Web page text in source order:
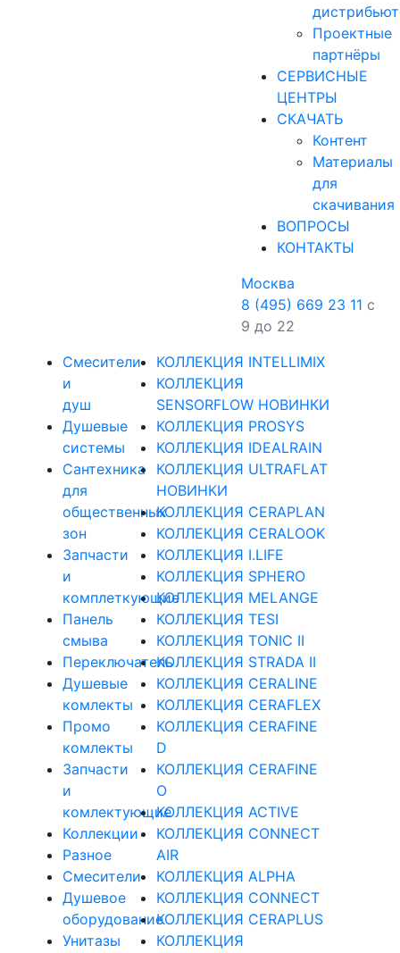
Проектные
партнёры
СЕРВИСНЫЕ
ЦЕНТРЫ
СКАЧАТЬ
Контент
Материалы
для
скачивания
ВОПРОСЫ
КОНТАКТЫ
Москва
8 (495) 669 23 11 с
9 до 22
Смесители
и
душ
Душевые
системы
Сантехника
для
общественных
зон
Запчасти
и
комплеткующие
Панель
смыва
Переключатель
Душевые
комлекты
Промо
комлекты
Запчасти
и
комлектующие
Коллекции
Разное
Смесители
Душевое
оборудование
Унитазы
КОЛЛЕКЦИЯ INTELLIMIX
КОЛЛЕКЦИЯ
SENSORFLOW НОВИНКИ
КОЛЛЕКЦИЯ PROSYS
КОЛЛЕКЦИЯ IDEALRAIN
КОЛЛЕКЦИЯ ULTRAFLAT
НОВИНКИ
КОЛЛЕКЦИЯ CERAPLAN
КОЛЛЕКЦИЯ CERALOOK
КОЛЛЕКЦИЯ I.LIFE
КОЛЛЕКЦИЯ SPHERO
КОЛЛЕКЦИЯ MELANGE
КОЛЛЕКЦИЯ TESI
КОЛЛЕКЦИЯ TONIC II
КОЛЛЕКЦИЯ STRADA II
КОЛЛЕКЦИЯ CERALINE
КОЛЛЕКЦИЯ CERAFLEX
КОЛЛЕКЦИЯ CERAFINE
D
КОЛЛЕКЦИЯ CERAFINE
O
КОЛЛЕКЦИЯ ACTIVE
КОЛЛЕКЦИЯ CONNECT
AIR
КОЛЛЕКЦИЯ ALPHA
КОЛЛЕКЦИЯ CONNECT
КОЛЛЕКЦИЯ CERAPLUS
КОЛЛЕКЦИЯ